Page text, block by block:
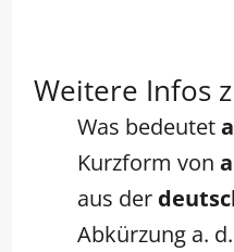
Weitere Infos
Was bedeutet
Kurzform von
aus der
Abkürzung a.